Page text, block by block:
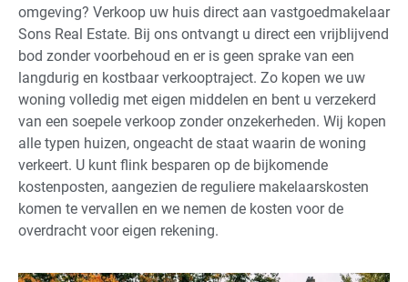
omgeving? Verkoop uw huis direct aan vastgoedmakelaar
Sons Real Estate. Bij ons ontvangt u direct een vrijblijvend
bod zonder voorbehoud en er is geen sprake van een
langdurig en kostbaar verkooptraject. Zo kopen we uw
woning volledig met eigen middelen en bent u verzekerd
van een soepele verkoop zonder onzekerheden. Wij kopen
alle typen huizen, ongeacht de staat waarin de woning
verkeert. U kunt flink besparen op de bijkomende
kostenposten, aangezien de reguliere makelaarskosten
komen te vervallen en we nemen de kosten voor de
overdracht voor eigen rekening.